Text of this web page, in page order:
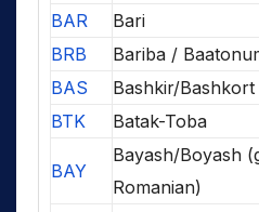
BAR
Bari
BRB
Bariba /
BAS
Bashkir/Bashkort
BTK
Batak-Toba
BAY
Bayash/Boyash
Romanian)